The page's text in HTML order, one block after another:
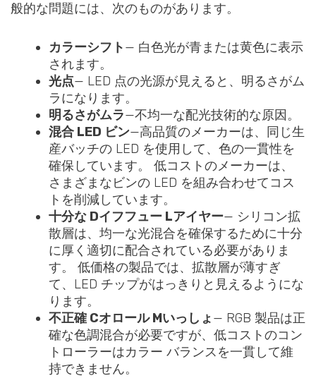
般的な問題には、次のものがあります。
カラーシフト— 白色光が青または黄色に表示
されます。
光点— LED 点の光源が見えると、明るさがム
ラになります。
明るさがムラ—不均一な配光技術的な原因。
混合 LED ビン—高品質のメーカーは、同じ生
産バッチの LED を使用して、色の一貫性を
確保しています。 低コストのメーカーは、
さまざまなビンの LED を組み合わせてコス
トを削減しています。
十分な Dイフフュー Lアイヤー— シリコン拡
散層は、均一な光混合を確保するために十分
に厚く適切に配合されている必要がありま
す。 低価格の製品では、拡散層が薄すぎ
て、LED チップがはっきりと見えるようにな
ります。
不正確 CオロールMいっしょ— RGB 製品は正
確な色調混合が必要ですが、低コストのコン
トローラーはカラー バランスを一貫して維
持できません。